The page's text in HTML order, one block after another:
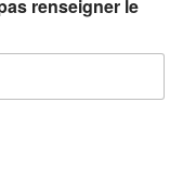
renseigner le